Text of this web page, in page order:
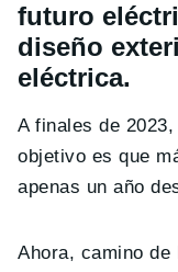
futuro
diseño
eléctrica.
A finales de
objetivo es que
apenas un año
Ahora, camino